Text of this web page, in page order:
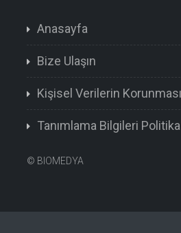
Anasayfa
Bize Ulaşın
Kişisel Verilerin Korunması
Tanımlama Bilgileri
© BIOMEDYA